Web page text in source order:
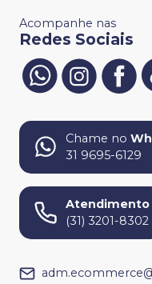
Acompanhe nas
Redes Sociais
Chame no
31 9695-6129
Atendimento
(31) 3201-8302